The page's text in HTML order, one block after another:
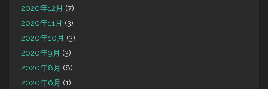
2020年12月 (7)
2020年11月 (3)
2020年10月 (3)
2020年9月 (3)
2020年8月 (8)
2020年6月 (1)